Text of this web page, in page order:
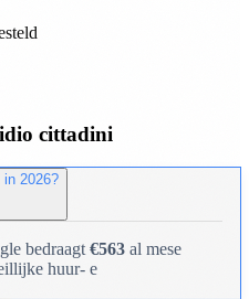
cittadini
2026?
bedraagt €563 al mese
huur- e